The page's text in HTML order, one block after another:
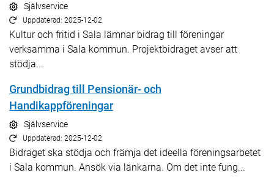
Självservice
Uppdaterad: 2025-12-02
Kultur och fritid i Sala lämnar bidrag till föreningar
verksamma i Sala kommun. Projektbidraget avser att
stödja...
Grundbidrag till Pensionär- och
Handikappföreningar
Självservice
Uppdaterad: 2025-12-02
Bidraget ska stödja och främja det ideella föreningsarbetet
i Sala kommun. Ansök via länkarna. Om det inte fung...